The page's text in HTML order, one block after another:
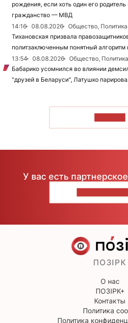
рождения, если хоть один его
гражданство — МВД
14:16
08.08.2026
Общество, Политика
Тихановская призвала
политзаключенным понятный
13:54
08.08.2026
Общество, Политика
Бабарико усомнился во влиянии
"друзей в Беларуси", Латушко
У вас есть
ПОЗІРК
О нас
ПОЗІРК+
Контакты
Политика
Политика